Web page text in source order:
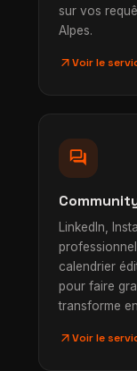
sur vos
Alpes.
arrow_outwardVoir le
forum
LinkedIn,
calendrier
pour faire
transforme
arrow_outwardVoir le